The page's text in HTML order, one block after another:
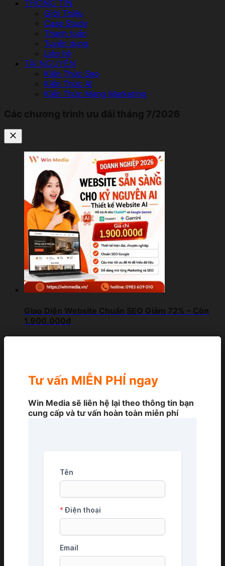
THÔNG TIN
Giới Thiệu
Case Study
Thanh toán
Tuyển dụng
Liên hệ
TÀI NGUYÊN
Kiến Thức Seo
Kiến Thức AI
Kiến Thức Mạng Marketing
Các chương trình ưu đãi tháng 7/2026
Giao Diện Website Chuẩn SEO Giảm 72% – Còn
1.900.000đ
Tư vấn MIỄN PHÍ ngay
Win Media sẽ liên hệ lại theo thông tin bạn
cung cấp và tư vấn hoàn toàn miễn phí